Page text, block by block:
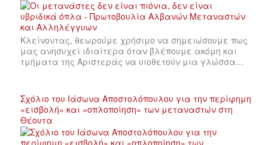
Κλείνοντας, θεωρούμε χρήσιμο να σημειώσουμε πως
μας ανησυχεί ιδιαίτερα όταν βλέπουμε ακόμη και
τμήματα της Αριστεράς να υιοθετούν μια γλώσσα…
Σχόλιο του Ιάσωνα Αποστολόπουλου για την περίφημη
«εισβολή» και «οπλοποίηση» των μεταναστών στη
Θέουτα